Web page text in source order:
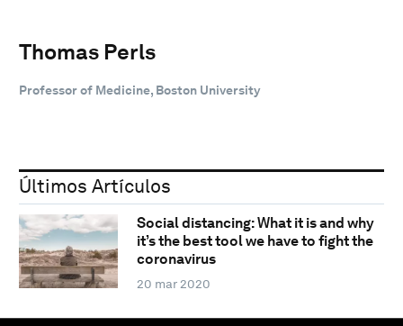
Thomas Perls
Professor of Medicine, Boston University
Últimos Artículos
Social distancing: What it is and why
it’s the best tool we have to fight the
coronavirus
20 mar 2020